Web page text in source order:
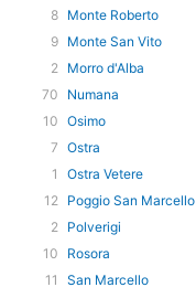
8 Monte Roberto
9 Monte San Vito
2 Morro d'Alba
70
Numana
10 Osimo
7 Ostra
1
Ostra Vetere
12 Poggio San Marcello
2 Polverigi
10
Rosora
11
San Marcello